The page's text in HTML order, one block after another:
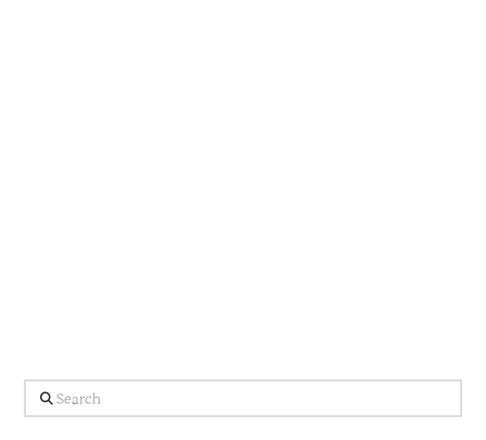
Search